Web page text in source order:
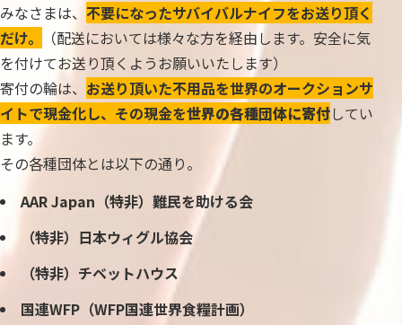
みなさまは、 不要になったサバイバルナイフをお送り頂く
だけ。
（配送においては様々な方を経由します。安全に気
を付けてお送り頂くようお願いいたします）
寄付の輪は、 お送り頂いた不用品を世界のオークションサ
イトで現金化し、その現金を世界の各種団体に寄付してい
ます。
その各種団体とは以下の通り。
AAR Japan（特非）難民を助ける会
（特非）日本ウィグル協会
（特非）チベットハウス
国連WFP（WFP国連世界食糧計画）